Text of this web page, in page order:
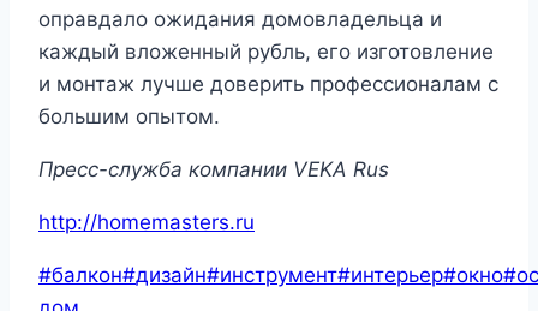
оправдало ожидания домовладельца и
каждый вложенный рубль, его изготовление
и монтаж лучше доверить профессионалам с
большим опытом.
Пресс-служба компании VEKA Rus
http://homemasters.ru
Метки
записи:
#балкон#дизайн#инструмент#интерьер#окно#